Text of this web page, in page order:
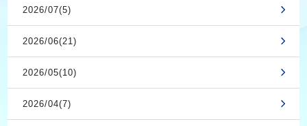
2026/07(5)
2026/06(21)
2026/05(10)
2026/04(7)